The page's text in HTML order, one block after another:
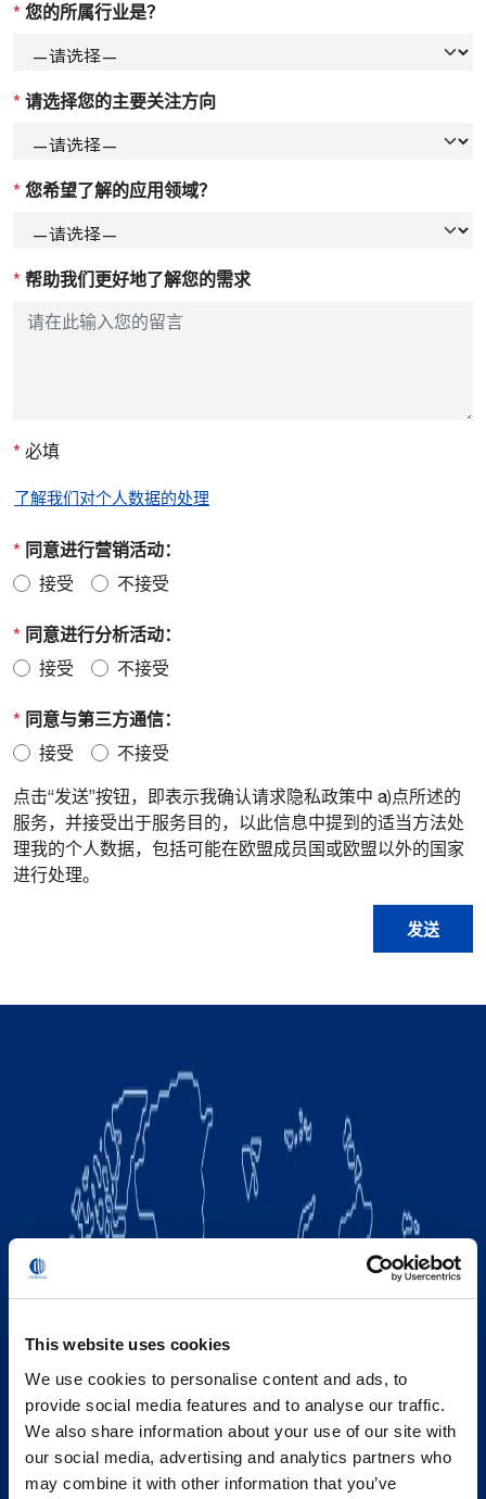
This website uses cookies
We use cookies to personalise content and ads, to
provide social media features and to analyse our traffic.
We also share information about your use of our site with
our social media, advertising and analytics partners who
may combine it with other information that you’ve
* 您的所属行业是？
* 请选择您的主要关注方向
* 您希望了解的应用领域？
* 帮助我们更好地了解您的需求
* 必填
了解我们对个人数据的处理
* 同意进行营销活动：
接受 不接受
* 同意进行分析活动：
接受 不接受
* 同意与第三方通信：
接受 不接受
点击“发送”按钮，即表示我确认请求隐私政策中 a)点所述的
服务，并接受出于服务目的，以此信息中提到的适当方法处
理我的个人数据，包括可能在欧盟成员国或欧盟以外的国家
进行处理。